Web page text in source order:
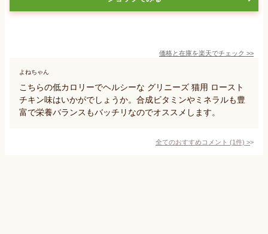
価格と在庫を楽天でチェック >>
よねちゃん
こちらの低カロリーでヘルシーな グリニーズ 猫用 ロースト
チキン味はいかがでしょうか。合成ビタミンやミネラルも豊
富で栄養バランスもバッチリなのでオススメします。
全てのおすすめコメント (1件) >